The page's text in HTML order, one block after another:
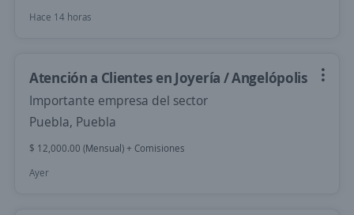
Hace 14 horas
Atención a Clientes en Joyería / Angelópolis
Importante empresa del sector
Puebla, Puebla
$ 12,000.00 (Mensual) + Comisiones
Ayer